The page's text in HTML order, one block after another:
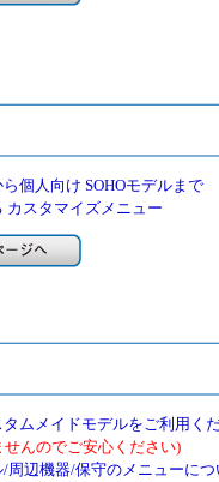
個人向け SOHOモデルまで
カスタマイズメニュー
ムメイドモデルをご利用くだ
せんのでご安心ください)
周辺機器/保守のメニューに